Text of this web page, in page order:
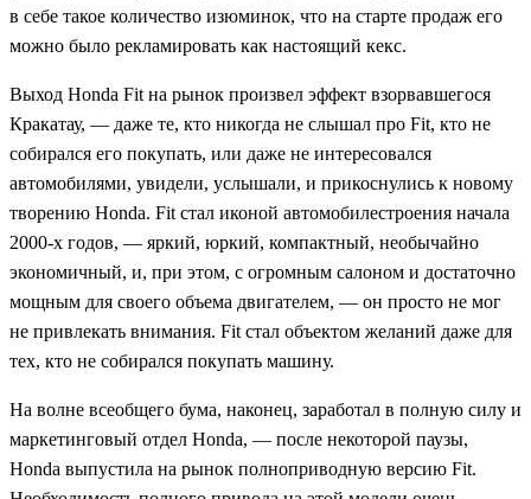
в себе такое количество изюминок, что на старте продаж его
можно было рекламировать как настоящий кекс.
Выход Honda Fit на рынок произвел эффект взорвавшегося
Кракатау, — даже те, кто никогда не слышал про Fit, кто не
собирался его покупать, или даже не интересовался
автомобилями, увидели, услышали, и прикоснулись к новому
творению Honda. Fit стал иконой автомобилестроения начала
2000-х годов, — яркий, юркий, компактный, необычайно
экономичный, и, при этом, с огромным салоном и достаточно
мощным для своего объема двигателем, — он просто не мог
не привлекать внимания. Fit стал объектом желаний даже для
тех, кто не собирался покупать машину.
На волне всеобщего бума, наконец, заработал в полную силу и
маркетинговый отдел Honda, — после некоторой паузы,
Honda выпустила на рынок полноприводную версию Fit.